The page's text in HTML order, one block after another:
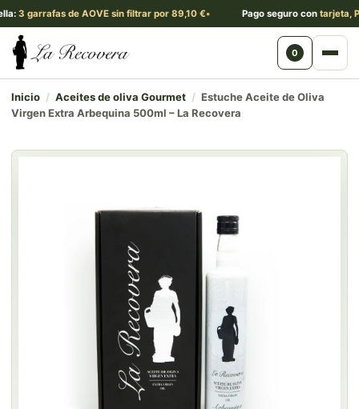
garrafas de AOVE sin filtrar por 89,10 € Pago seguro contarjeta,
0
Inicio / Aceites de oliva Gourmet / Estuche Aceite de Oliva
Virgen Extra Arbequina 500ml – La Recovera